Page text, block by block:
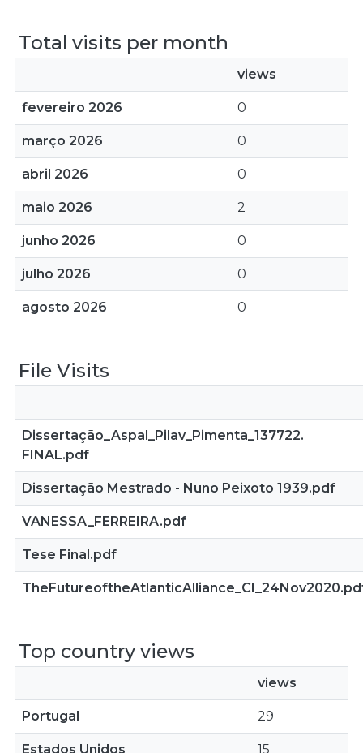
Total visits per month
views
fevereiro 2026 0
março 2026 0
abril 2026 0
maio 2026 2
junho 2026 0
julho 2026 0
agosto 2026 0
File Visits
Dissertação_Aspal_Pilav_Pimenta_137722.
FINAL.pdf
Dissertação Mestrado - Nuno Peixoto 1939.pdf
VANESSA_FERREIRA.pdf
Tese Final.pdf
Top country views
views
Portugal 29
Estados Unidos 15